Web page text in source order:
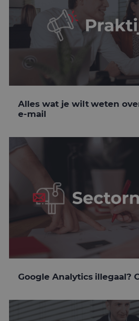
Alles wat je wilt weten
e-mail
Google Analytics illegaal?